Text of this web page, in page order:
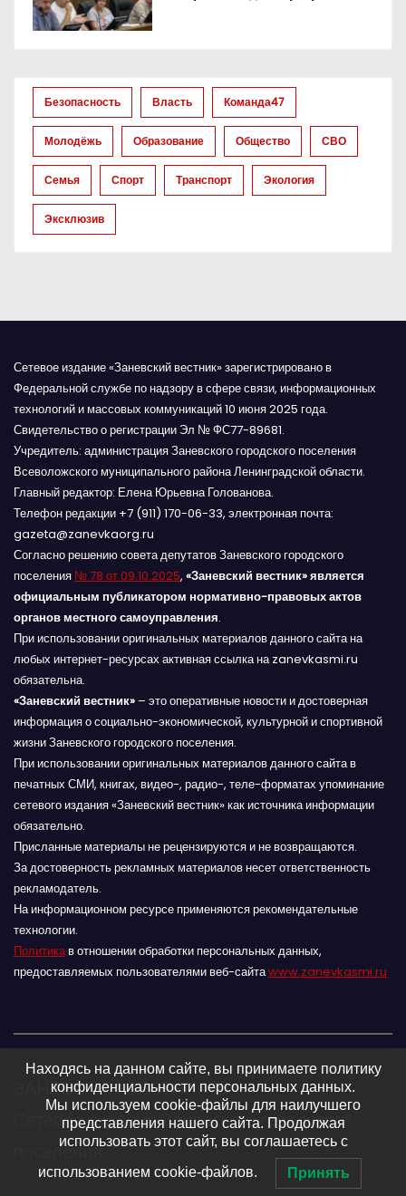
а
и
с
е
й
Безопасность Власть Команда47
Молодёжь Образование Общество СВО
Семья Спорт Транспорт Экология
Эксклюзив
Сетевое издание «Заневский вестник» зарегистрировано в
Федеральной службе по надзору в сфере связи, информационных
технологий и массовых коммуникаций 10 июня 2025 года.
Свидетельство о регистрации Эл № ФС77-89681.
Учредитель: администрация Заневского городского поселения
Всеволожского муниципального района Ленинградской области.
Главный редактор: Елена Юрьевна Голованова.
Телефон редакции +7 (911) 170-06-33, электронная почта:
gazeta@zanevkaorg.ru
Согласно решению совета депутатов Заневского городского
поселения № 78 от 09.10.2025, «Заневский вестник» является
официальным публикатором нормативно-правовых актов
органов местного самоуправления.
При использовании оригинальных материалов данного сайта на
любых интернет-ресурсах активная ссылка на zanevkasmi.ru
обязательна.
«Заневский вестник» – это оперативные новости и достоверная
информация о социально-экономической, культурной и спортивной
жизни Заневского городского поселения.
При использовании оригинальных материалов данного сайта в
печатных СМИ, книгах, видео-, радио-, теле-форматах упоминание
сетевого издания «Заневский вестник» как источника информации
обязательно.
Присланные материалы не рецензируются и не возвращаются.
За достоверность рекламных материалов несет ответственность
рекламодатель.
На информационном ресурсе применяются рекомендательные
технологии.
Политикав отношении обработки персональных данных,
предоставляемых пользователями веб-сайтаwww.zanevkasmi.ru
ЗАНЕВСКИЙ ВЕСТНИК 16+
Сетевое издание Заневского городского
поселения
Находясь на данном сайте, вы принимаете политику
конфиденциальности персональных данных.
Мы используем cookie-файлы для наилучшего
представления нашего сайта. Продолжая
использовать этот сайт, вы соглашаетесь с
использованием cookie-файлов. Принять